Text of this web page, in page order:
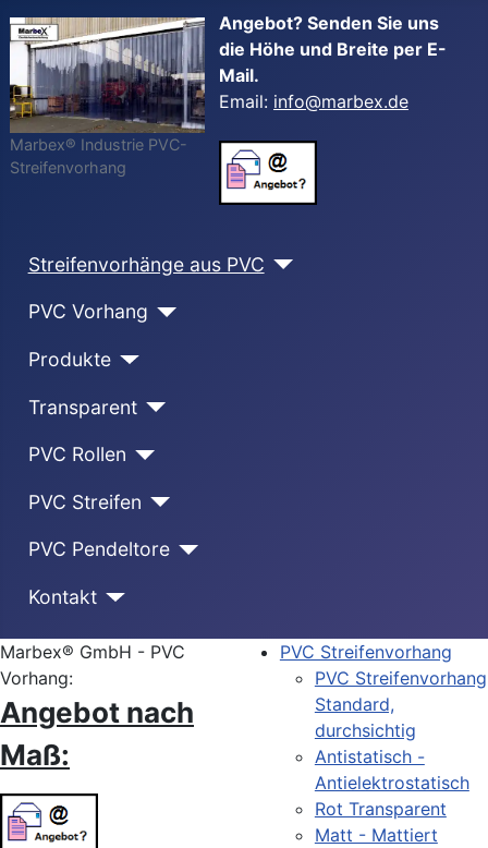
Marbex® Industrie PVC-
Streifenvorhang
Angebot? Senden Sie uns
die Höhe und Breite per E-
Mail.
Email: info@marbex.de
Streifenvorhänge aus PVC
PVC Vorhang
Produkte
Transparent
PVC Rollen
PVC Streifen
PVC Pendeltore
Kontakt
Marbex® GmbH - PVC
Vorhang:
Angebot nach
Maß:
PVC Streifenvorhang
PVC Streifenvorhang
Standard,
durchsichtig
Antistatisch -
Antielektrostatisch
Rot Transparent
Matt - Mattiert